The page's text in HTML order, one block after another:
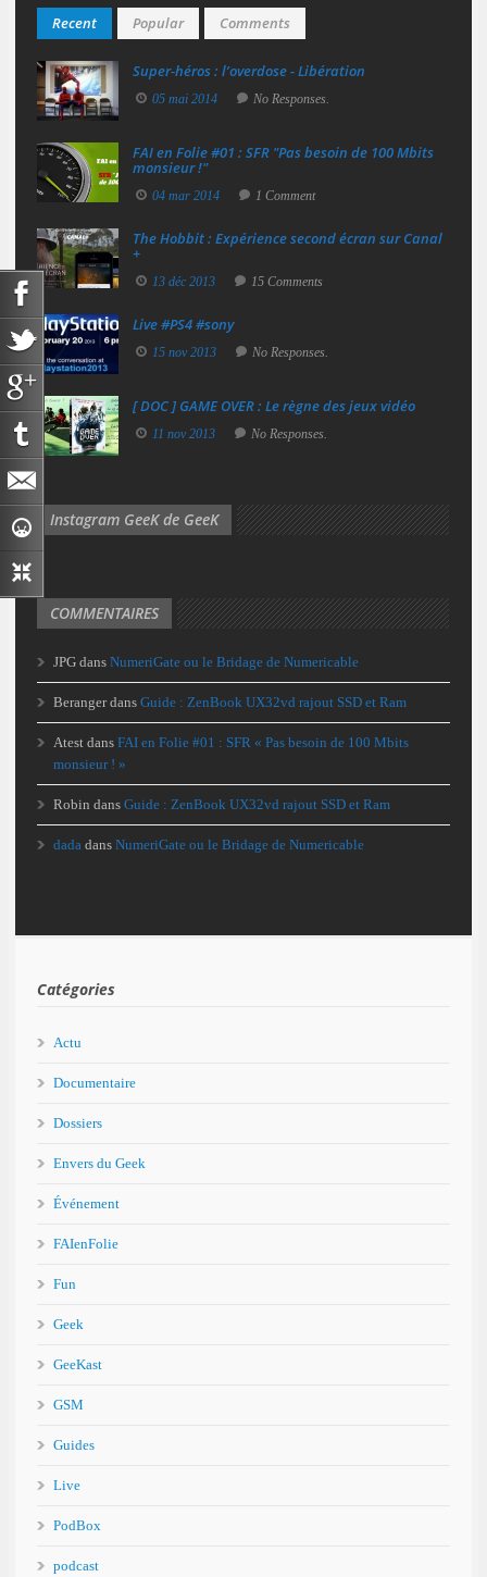
Recent Popular Comments
Super‑héros : l’overdose - Libération
05 mai 2014 No Responses.
FAI en Folie #01 : SFR "Pas besoin de 100 Mbits
monsieur !"
04 mar 2014 1 Comment
The Hobbit : Expérience second écran sur Canal
+
13 déc 2013 15 Comments
Live #PS4 #sony
15 nov 2013 No Responses.
[ DOC ] GAME OVER : Le règne des jeux vidéo
11 nov 2013 No Responses.
Instagram GeeK de GeeK
COMMENTAIRES
JPG dans NumeriGate ou le Bridage de Numericable
Berangerdans Guide : ZenBook UX32vd rajout SSD et Ram
Atest dans FAI en Folie #01 : SFR « Pas besoin de 100 Mbits
monsieur ! »
Robin dans Guide : ZenBook UX32vd rajout SSD et Ram
dada dans NumeriGate ou le Bridage de Numericable
Catégories
Actu
Documentaire
Dossiers
Envers du Geek
Événement
FAIenFolie
Fun
Geek
GeeKast
GSM
Guides
Live
PodBox
podcast